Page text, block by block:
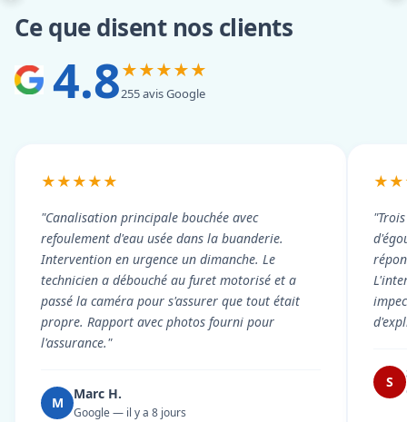
Ce que disent nos clients
4.8★★★★★
255 avis Google
★★★★★
"Canalisation principale bouchée avec
refoulement d'eau usée dans la buanderie.
Intervention en urgence un dimanche. Le
technicien a débouché au furet motorisé et a
passé la caméra pour s'assurer que tout était
propre. Rapport avec photos fourni pour
l'assurance."
M
Marc H.
Google — il y a 8 jours
S